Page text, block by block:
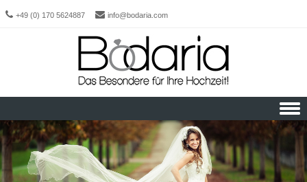
+49 (0) 170 5624887 info@bodaria.com
Skip to content